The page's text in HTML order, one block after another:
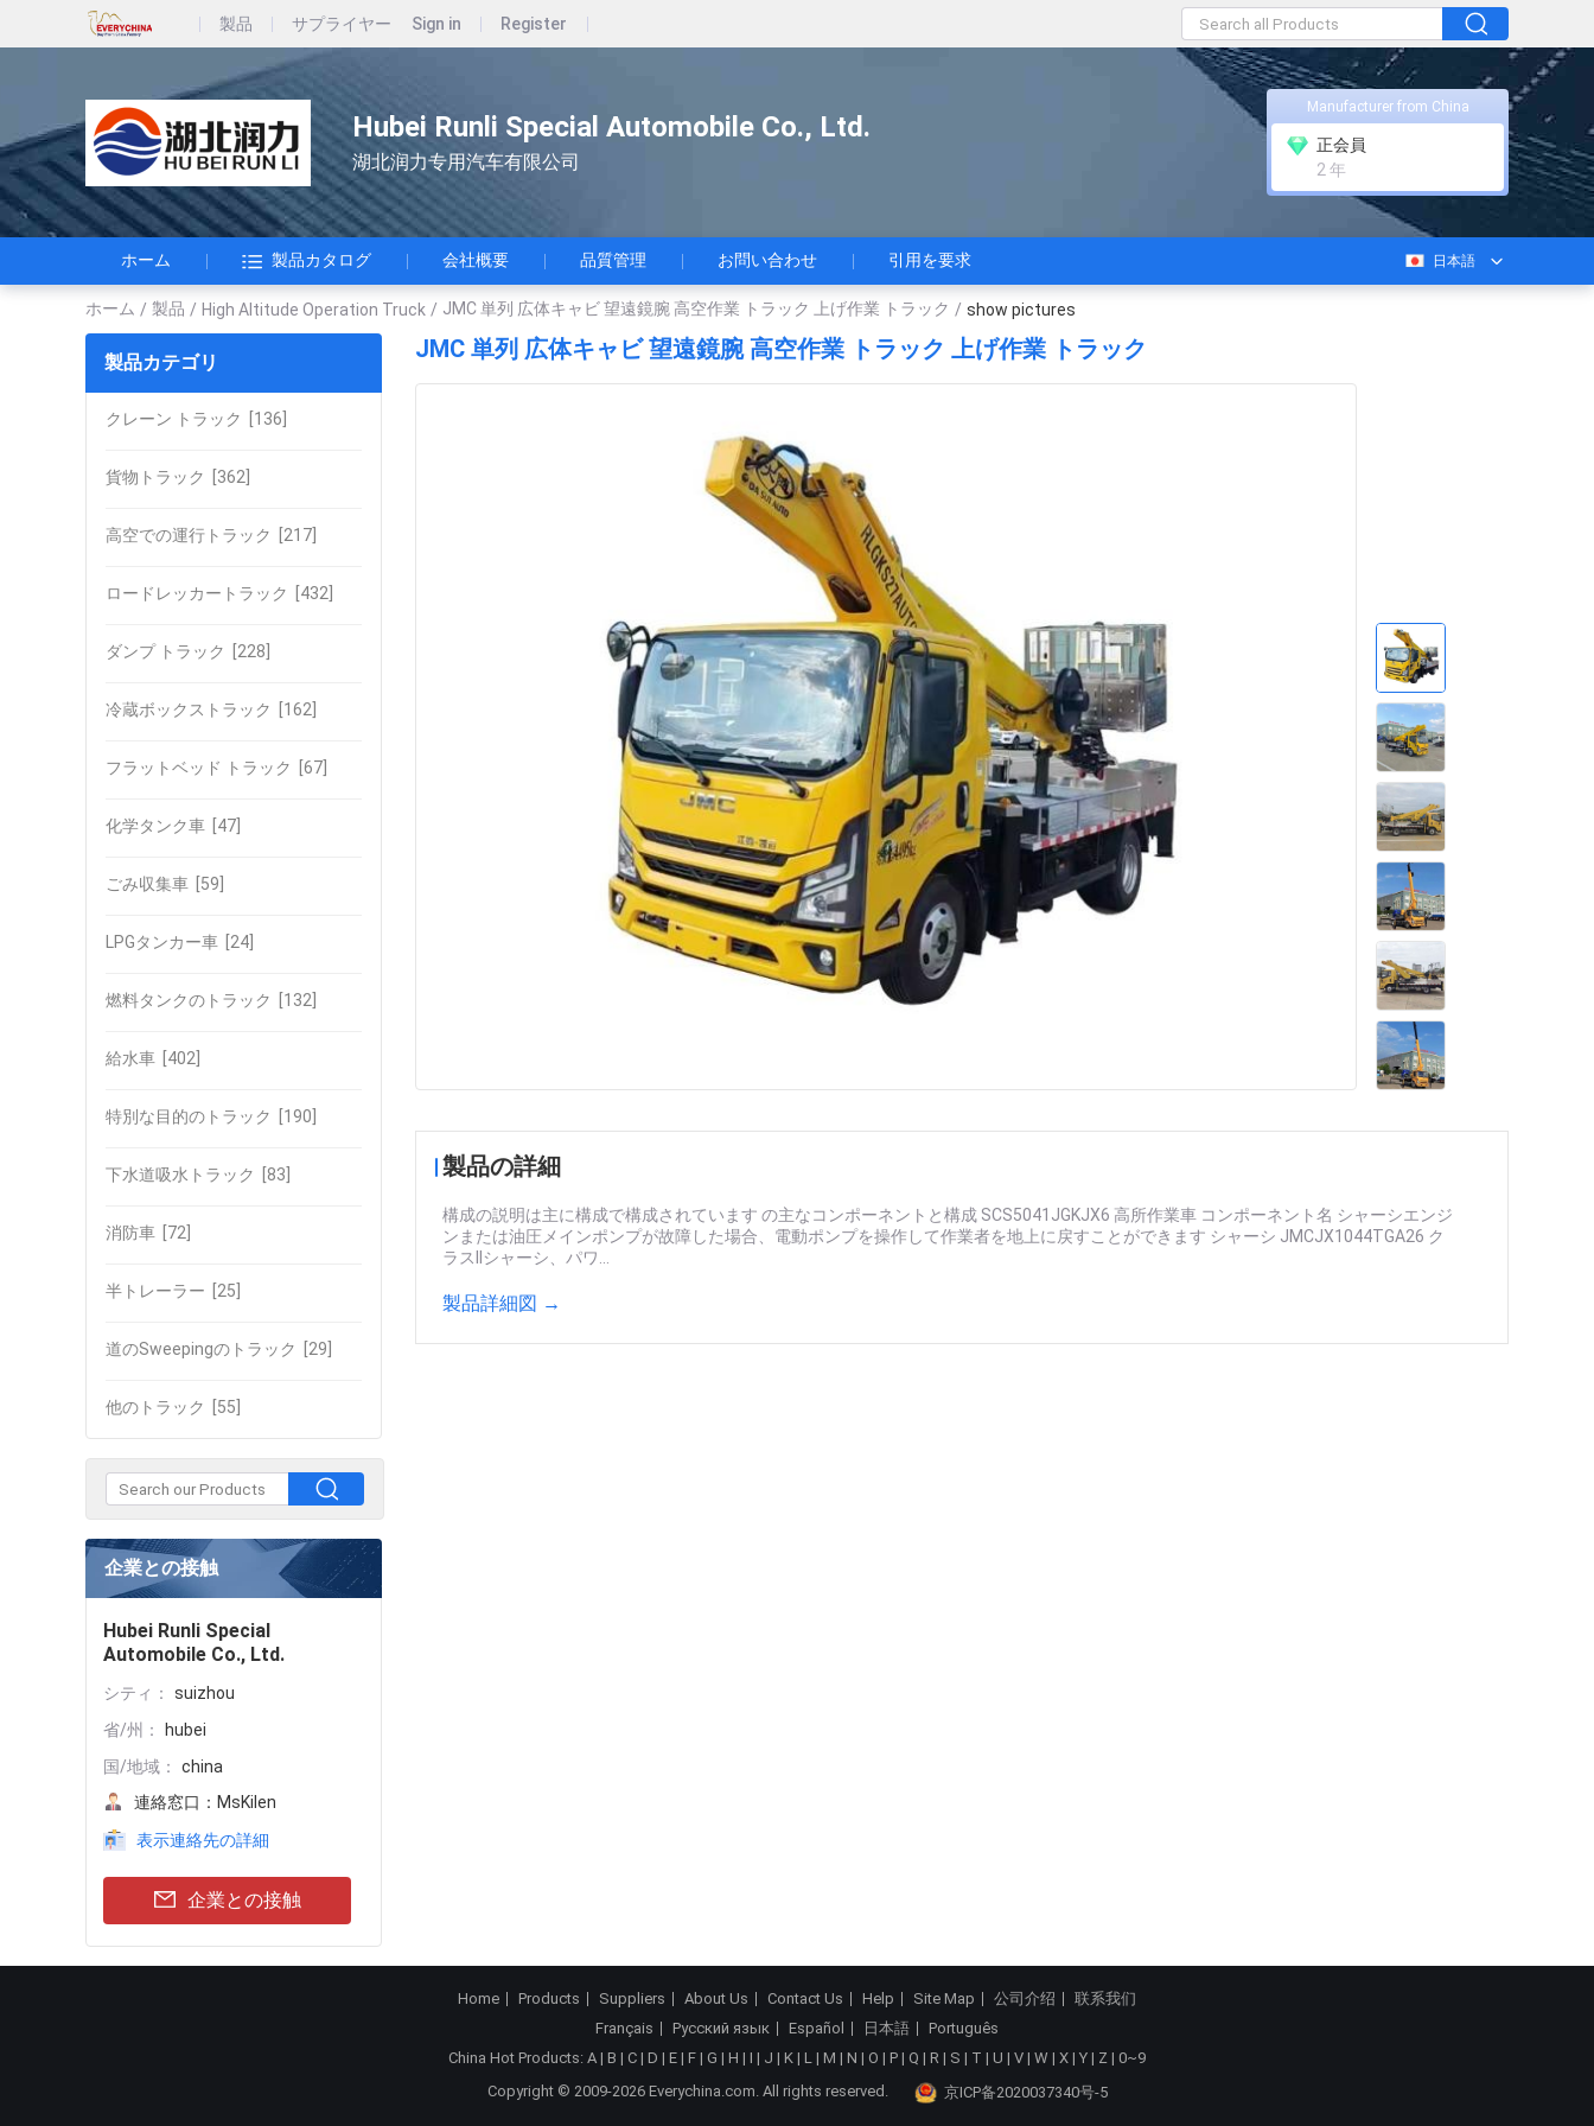
製品 サプライヤー Sign in Register
Hubei Runli Special Automobile Co., Ltd.
湖北润力专用汽车有限公司
Manufacturer from China
正会員
2 年
ホーム 製品カタログ 会社概要 品質管理 お問い合わせ 引用を要求 日本語
ホーム / 製品 / High Altitude Operation Truck / JMC 単列 広体キャビ 望遠鏡腕 高空作業 トラック 上げ作業 トラック / show pictures
製品カテゴリ
クレーン トラック [136]
貨物トラック [362]
高空での運行トラック [217]
ロードレッカートラック [432]
ダンプ トラック [228]
冷蔵ボックストラック [162]
フラットベッド トラック [67]
化学タンク車 [47]
ごみ収集車 [59]
LPGタンカー車 [24]
燃料タンクのトラック [132]
給水車 [402]
特別な目的のトラック [190]
下水道吸水トラック [83]
消防車 [72]
半トレーラー [25]
道のSweepingのトラック [29]
他のトラック [55]
企業との接触
Hubei Runli Special
Automobile Co., Ltd.
シティ：
suizhou
省/州：
hubei
国/地域：
china
連絡窓口： MsKilen
表示連絡先の詳細
企業との接触
JMC 単列 広体キャビ 望遠鏡腕 高空作業 トラック 上げ作業 トラック
製品の詳細
構成の説明は主に構成で構成されています の主なコンポーネントと構成 SCS5041JGKJX6 高所作業車 コンポーネント名 シャーシエンジ
ンまたは油圧メインポンプが故障した場合、電動ポンプを操作して作業者を地上に戻すことができます シャーシ JMCJX1044TGA26 ク
ラスIIシャーシ、パワ...
製品詳細図 →
Home Products Suppliers About Us Contact Us Help Site Map 公司介绍
联系我们
Français
Русский язык Español 日本語
Português
China Hot Products: A | B | C | D | E | F | G | H | I | J | K | L | M | N | O | P | Q | R | S | T | U | V | W | X | Y | Z | 0~9
Copyright © 2009-2026 Everychina.com. All rights reserved.
京ICP备2020037340号-5